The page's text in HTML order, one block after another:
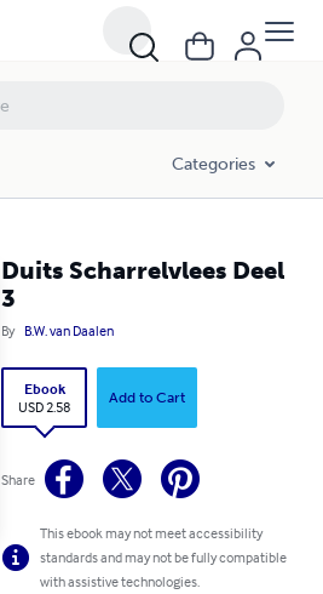
Categories
Duits Scharrelvlees Deel
3
By B.W. van Daalen
Ebook
USD 2.58
Add to Cart
Share
This ebook may not meet accessibility
standards and may not be fully compatible
with assistive technologies.